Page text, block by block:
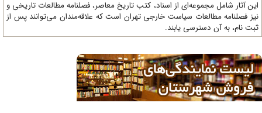
آثار شامل مجموعه‌ای از اسناد، کتب تاریخ معاصر، فصلنامه‌ مطالعات تاریخی و
فصلنامه مطالعات سیاست خارجی تهران است که علاقه‌مندان می‌توانند پس از
نام، به آن دسترسی یابند.